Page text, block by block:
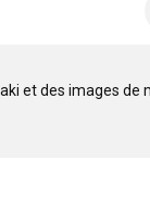
et des images